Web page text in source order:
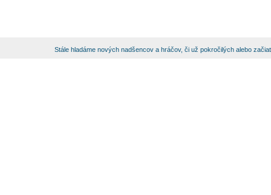
Stále hladáme nových nadšencov a hráčov, či už pokročilých alebo